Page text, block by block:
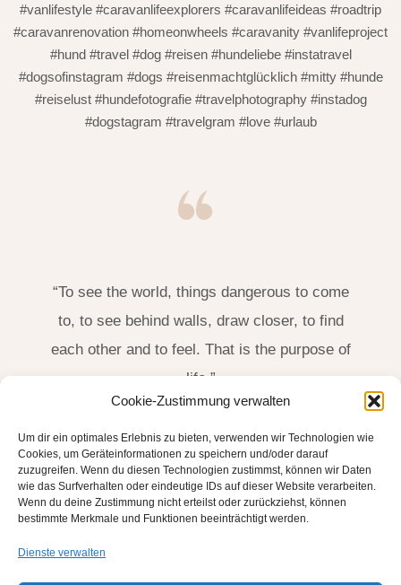
Cookie-Zustimmung verwalten
Um dir ein optimales Erlebnis zu bieten, verwenden wir Technologien wie
Cookies, um Geräteinformationen zu speichern und/oder darauf
zuzugreifen. Wenn du diesen Technologien zustimmst, können wir Daten
wie das Surfverhalten oder eindeutige IDs auf dieser Website verarbeiten.
Wenn du deine Zustimmung nicht erteilst oder zurückziehst, können
bestimmte Merkmale und Funktionen beeinträchtigt werden.
Dienste verwalten
#vanlifestyle #caravanlifeexplorers #caravanlifeideas #roadtrip
#caravanrenovation #homeonwheels #caravanity #vanlifeproject
#hund #travel #dog #reisen #hundeliebe #instatravel
#dogsofinstagram #dogs #reisenmachtglücklich #mitty #hunde
#reiselust #hundefotografie #travelphotography #instadog
#dogstagram #travelgram #love #urlaub
“To see the world, things dangerous to come
to, to see behind walls, draw closer, to find
each other and to feel. That is the purpose of
life.”
(1894-1961)